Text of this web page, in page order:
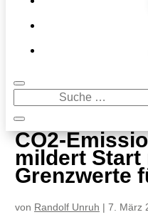
9
CO2-Emissionen: EU mildert
CO2-
mildert Start
Grenzwerte
von Randolf Unruh | 7. März